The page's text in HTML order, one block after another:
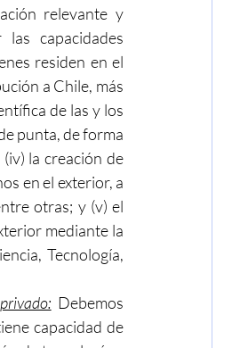
relevante y
capacidades
residen en el
a Chile, más
de las y los
punta, de forma
la creación de
en el exterior, a
otras; y (v) el
mediante la
Tecnología,
Debemos
capacidad de